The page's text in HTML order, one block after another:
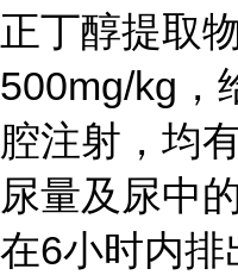
正丁醇提取
500mg/kg，
腔注射，均
尿量及尿中
在6小时内排